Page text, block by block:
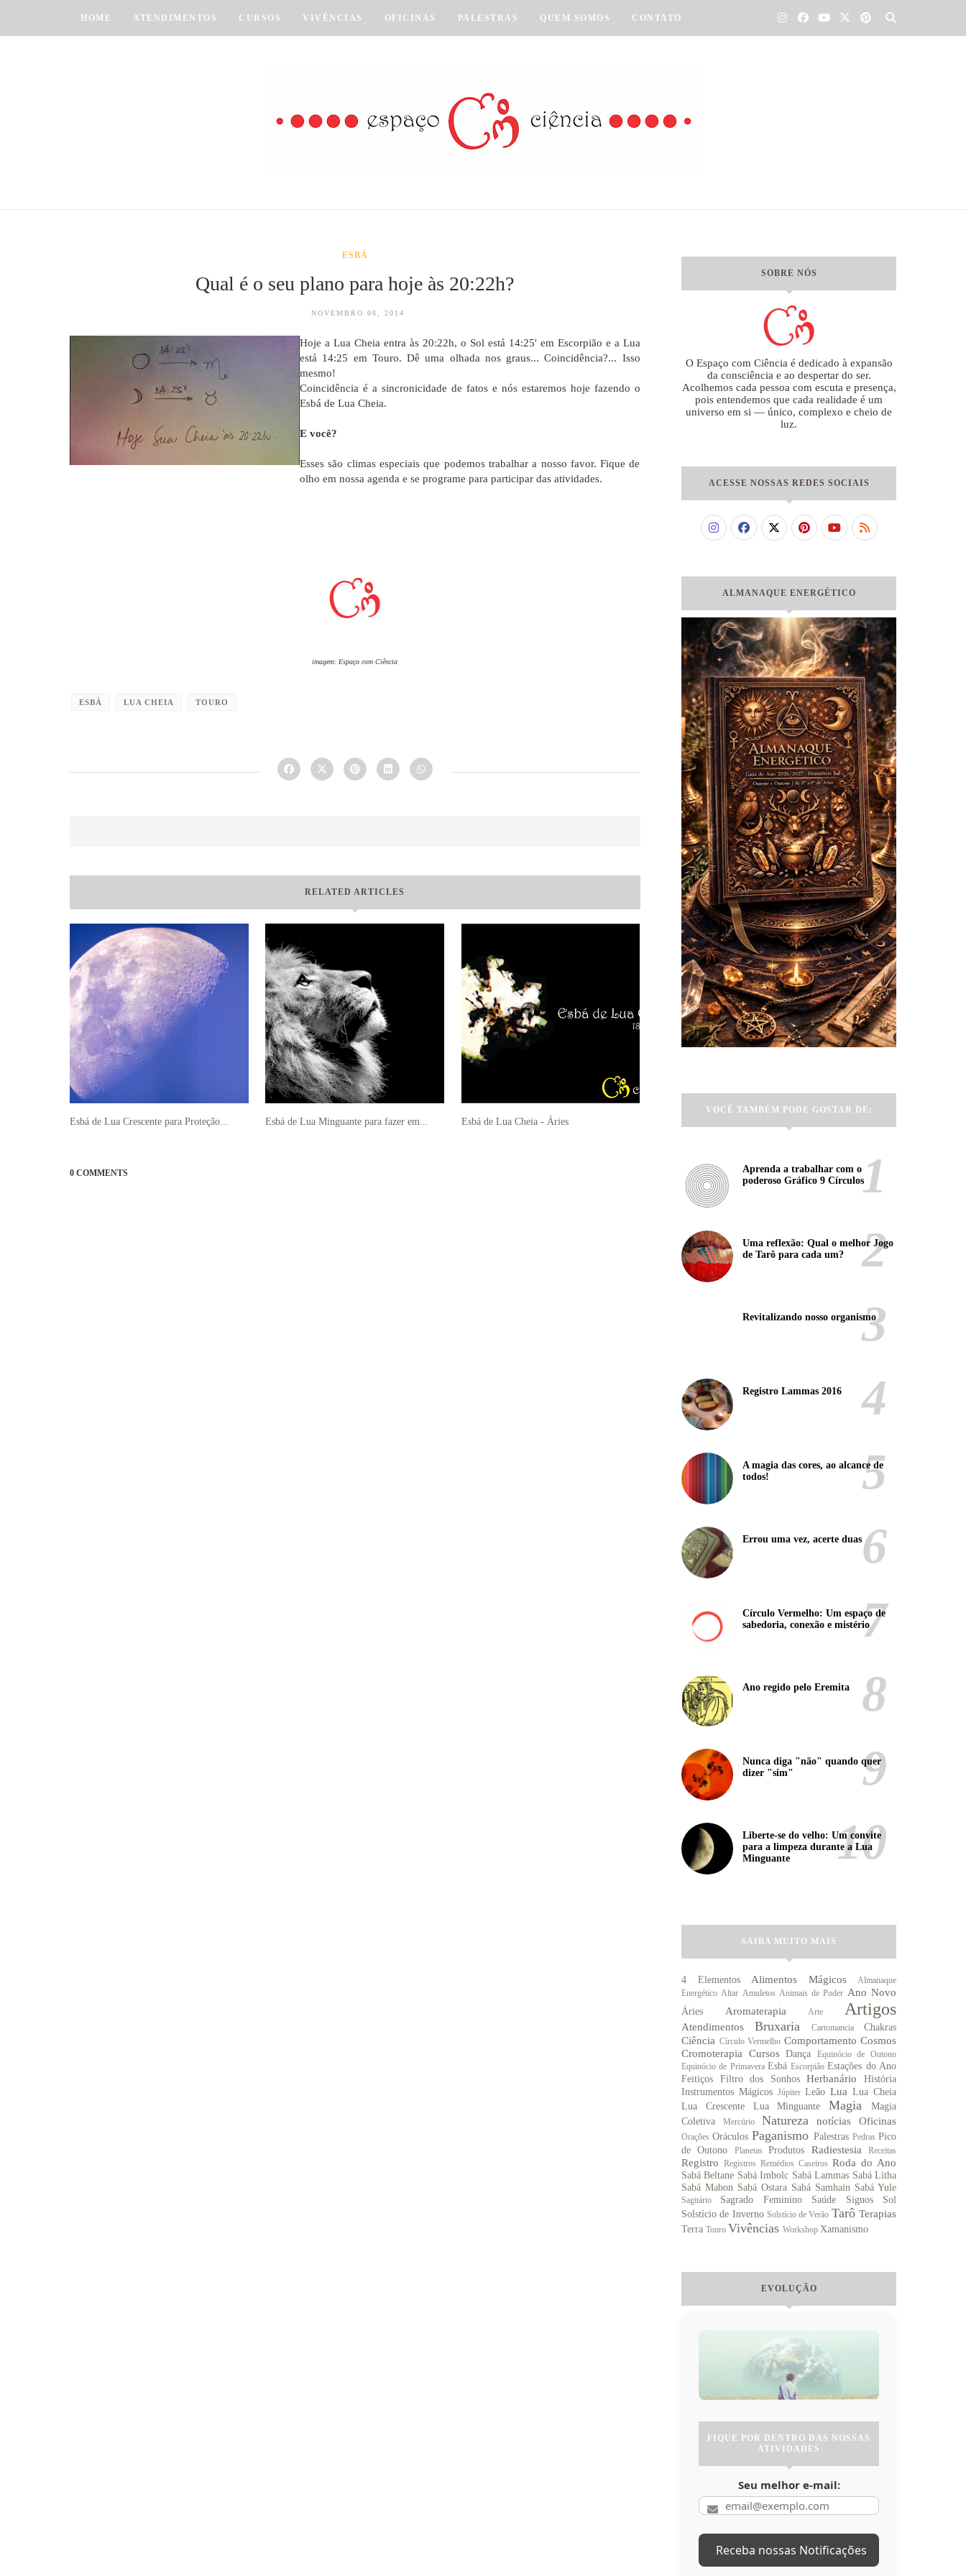
HOME ATENDIMENTOS CURSOS VIVÊNCIAS OFICINAS PALESTRAS QUEM SOMOS CONTATO
ESBÁ
Qual é o seu plano para hoje às 20:22h?
NOVEMBRO 06, 2014
Hoje a Lua Cheia entra às 20:22h, o Sol está 14:25' em Escorpião e a Lua
está 14:25 em Touro. Dê uma olhada nos graus... Coincidência?... Isso
mesmo!
Coincidência é a sincronicidade de fatos e nós estaremos hoje fazendo o
Esbá de Lua Cheia.
E você?
Esses são climas especiais que podemos trabalhar a nosso favor. Fique de
olho em nossa agenda e se programe para participar das atividades.
imagem: Espaço com Ciência
ESBÁ LUA CHEIA TOURO
RELATED ARTICLES
Esbá de Lua Crescente para Proteção... Esbá de Lua Minguante para fazer em... Esbá de Lua Cheia - Áries
0 COMMENTS
SOBRE NÓS
O Espaço com Ciência é dedicado à expansão
da consciência e ao despertar do ser.
Acolhemos cada pessoa com escuta e presença,
pois entendemos que cada realidade é um
universo em si — único, complexo e cheio de
luz.
ACESSE NOSSAS REDES SOCIAIS
ALMANAQUE ENERGÉTICO
VOCÊ TAMBÉM PODE GOSTAR DE:
Aprenda a trabalhar com o
poderoso Gráfico 9 Círculos
Uma reflexão: Qual o melhor Jogo
de Tarô para cada um?
Revitalizando nosso organismo
Registro Lammas 2016
A magia das cores, ao alcance de
todos!
Errou uma vez, acerte duas
Círculo Vermelho: Um espaço de
sabedoria, conexão e mistério
Ano regido pelo Eremita
Nunca diga "não" quando quer
dizer "sim"
Liberte-se do velho: Um convite
para a limpeza durante a Lua
Minguante
SAIBA MUITO MAIS
4 Elementos Alimentos Mágicos
Almanaque
Energético Altar Amuletos Animais de Poder Ano Novo
Áries Aromaterapia Arte Artigos
Atendimentos Bruxaria Cartomancia Chakras
Ciência Círculo Vermelho Comportamento Cosmos
Cromoterapia Cursos Dança
Equinócio de Outono
Equinócio de Primavera Esbá Escorpião Estações do Ano
Feitiços
Filtro dos Sonhos Herbanário
História
Instrumentos Mágicos Júpiter Leão Lua Lua Cheia
Lua Crescente
Lua Minguante Magia
Magia
Coletiva
Mercúrio Natureza notícias Oficinas
Orações Oráculos Paganismo Palestras Pedras Pico
de Outono
Planetas Produtos Radiestesia Receitas
Registro Registros Remédios Caseiros Roda do Ano
Sabá Beltane Sabá Imbolc Sabá Lammas Sabá Litha
Sabá Mabon Sabá Ostara Sabá Samhain Sabá Yule
Sagitário Sagrado Feminino Saúde Signos
Sol
Solstício de Inverno Solstício de Verão Tarô Terapias
Terra Touro Vivências Workshop Xamanismo
EVOLUÇÃO
FIQUE POR DENTRO DAS NOSSAS
ATIVIDADES
Seu melhor e-mail: